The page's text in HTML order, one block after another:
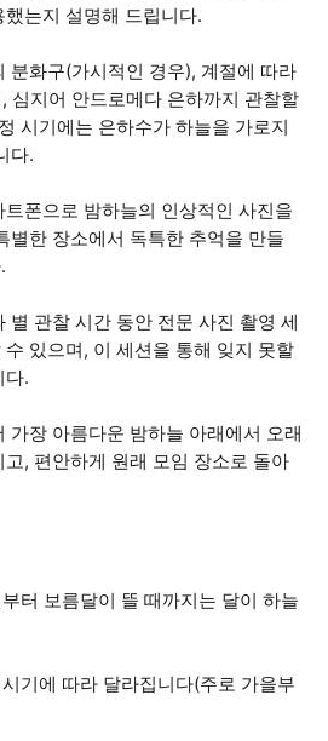
는지 설명해 드립니다.
분화구(가시적인 경우), 계절에 따라
심지어 안드로메다 은하까지 관찰할
시기에는 은하수가 하늘을 가로지
다.
폰으로 밤하늘의 인상적인 사진을
별한 장소에서 독특한 추억을 만들
별 관찰 시간 동안 전문 사진 촬영 세
있으며, 이 세션을 통해 잊지 못할
다.
가장 아름다운 밤하늘 아래에서 오래
, 편안하게 원래 모임 장소로 돌아
터 보름달이 뜰 때까지는 달이 하늘
기에 따라 달라집니다(주로 가을부